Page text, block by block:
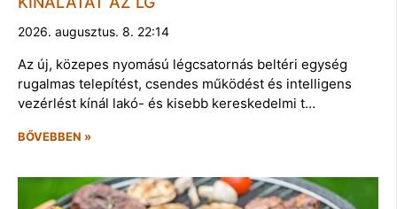
2026. augusztus. 8. 22:14
Az új, közepes nyomású légcsatornás beltéri egység
rugalmas telepítést, csendes működést és intelligens
vezérlést kínál lakó- és kisebb kereskedelmi t…
BŐVEBBEN »